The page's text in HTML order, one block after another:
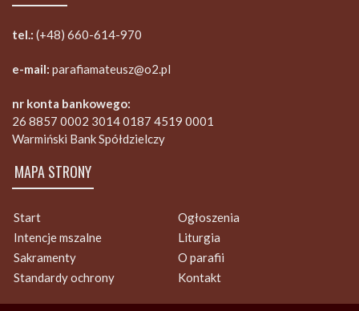
tel.: (+48) 660-614-970
e-mail: parafiamateusz@o2.pl
nr konta bankowego:
26 8857 0002 3014 0187 4519 0001
Warmiński Bank Spółdzielczy
MAPA STRONY
Start
Ogłoszenia
Intencje mszalne
Liturgia
Sakramenty
O parafii
Standardy ochrony
Kontakt